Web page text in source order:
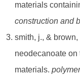
materials
construction and
smith, j., &
neodecanoate
materials.